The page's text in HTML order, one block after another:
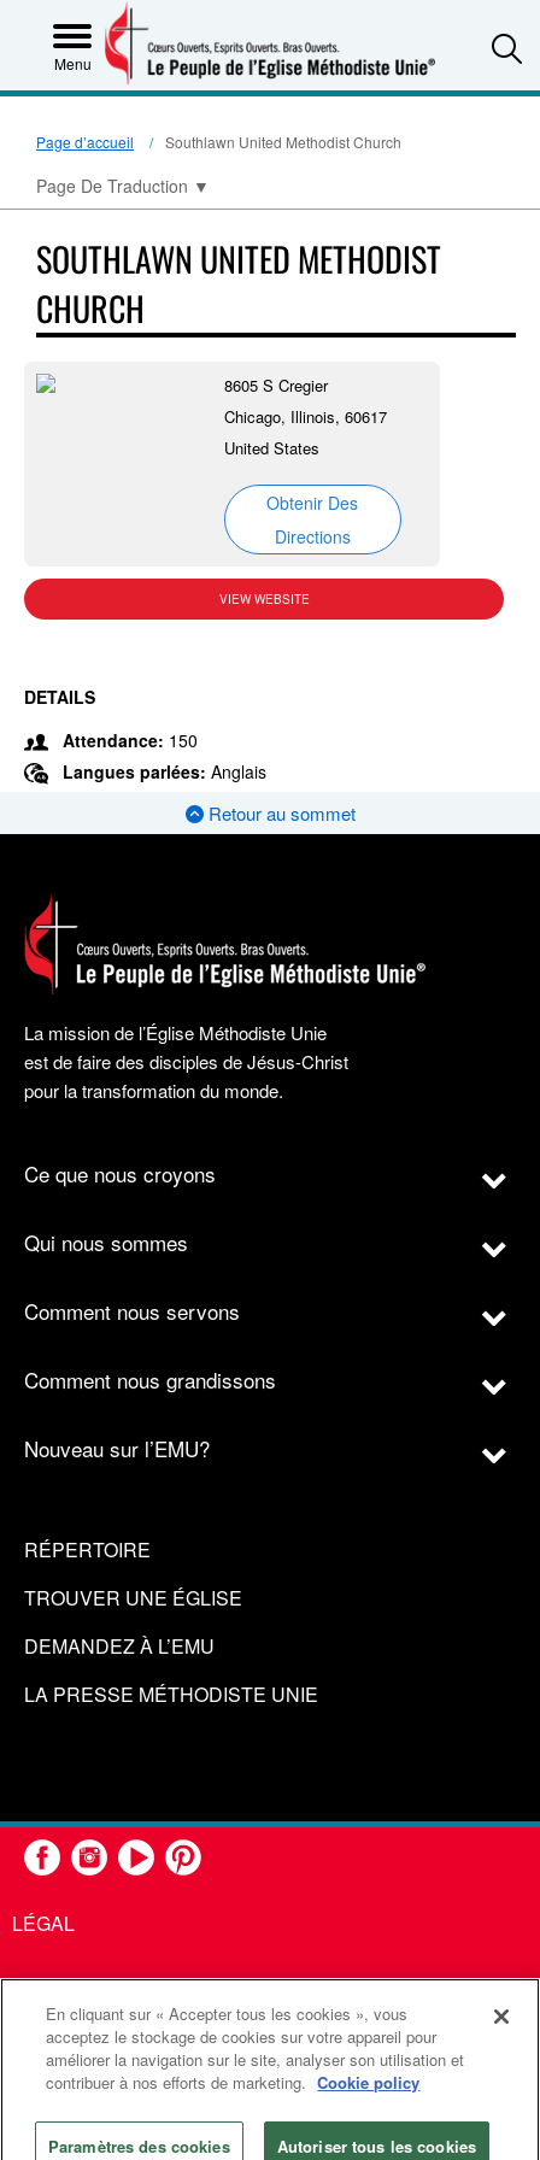
Menu
Page d’accueil Southlawn United Methodist Church
Page De Traduction ▼
SOUTHLAWN UNITED METHODIST
CHURCH
8605 S Cregier
Chicago, Illinois, 60617
United States
Obtenir Des
Directions
VIEW WEBSITE
DETAILS
Attendance: 150
Langues parlées: Anglais
Retour au sommet
La mission de l’Église Méthodiste Unie
est de faire des disciples de Jésus-Christ
pour la transformation du monde.
Ce que nous croyons
Qui nous sommes
Comment nous servons
Comment nous grandissons
Nouveau sur l’EMU?
RÉPERTOIRE
TROUVER UNE ÉGLISE
DEMANDEZ À L’EMU
LA PRESSE MÉTHODISTE UNIE
LÉGAL
United Methodist Communications est une agence de l'Église
Méthodiste Unie
Communications Méthodistes Unies. Tous droits
réservés
En cliquant sur « Accepter tous les cookies », vous
acceptez le stockage de cookies sur votre appareil pour
améliorer la navigation sur le site, analyser son utilisation et
contribuer à nos efforts de marketing. Cookie policy
Paramètres des cookies Autoriser tous les cookies